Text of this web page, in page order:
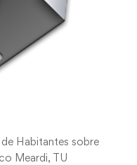
Habitantes sobre
Meardi, TU